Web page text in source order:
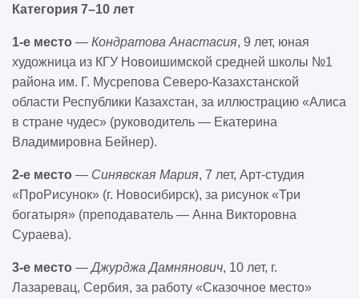
Категория 7–10 лет
1-е место — Кондратова Анастасия, 9 лет, юная
художница из КГУ Новоишимской средней школы №1
района им. Г. Мусрепова Северо-Казахстанской
области Республики Казахстан, за иллюстрацию «Алиса
в стране чудес» (руководитель — Екатерина
Владимировна Бейнер).
2-е место — Синявская Мария, 7 лет, Арт-студия
«ПроРисунок» (г. Новосибирск), за рисунок «Три
богатыря» (преподаватель — Анна Викторовна
Сураева).
3-е место —Джурджа Дамнянович, 10 лет, г.
Лазаревац, Сербия, за работу «Сказочное место»